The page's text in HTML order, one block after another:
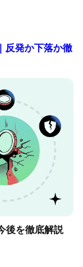
反発か下落か徹
後を徹底解説